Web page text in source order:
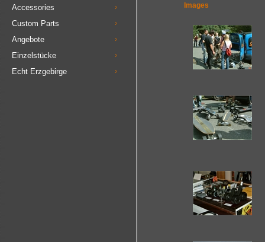
Accessories
Custom Parts
Angebote
Einzelstücke
Echt Erzgebirge